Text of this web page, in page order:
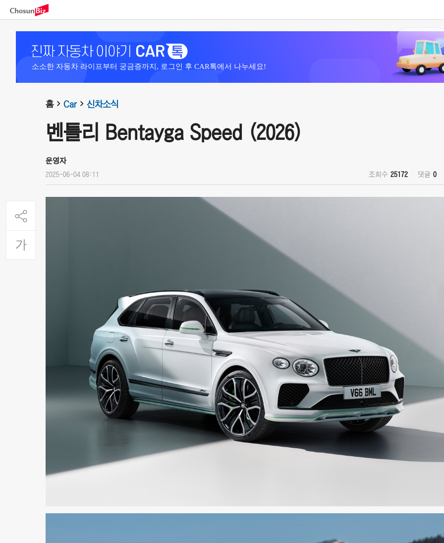
소소한 자동차 라이프부터 궁금증까지, 로그인 후 CAR톡에서 나누세요!
홈 Car 신차소식
벤틀리 Bentayga Speed (2026)
운영자
2025-06-04 08:11 조회수 25172 댓글 0